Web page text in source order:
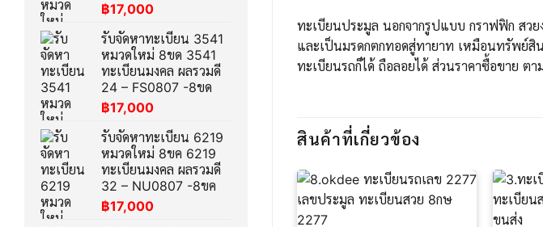
฿17,000
รับจัดหาทะเบียน 3541
หมวดใหม่ 8ขด 3541
ทะเบียนมงคล ผลรวมดี
24 – FS0807 -8ขด
฿17,000
รับจัดหาทะเบียน 6219
หมวดใหม่ 8ขค 6219
ทะเบียนมงคล ผลรวมดี
32 – NU0807 -8ขค
฿17,000
ทะเบียนประมูล นอกจากรูปแบบ กราฟฟิก สว
และเป็นมรดกตกทอดสู่ทายาท เหมือนทรัพย์สิ
ทะเบียนรถก็ได้ ถือลอยได้ ส่วนราคาซื้อขาย ต
สินค้าที่เกี่ยวข้อง